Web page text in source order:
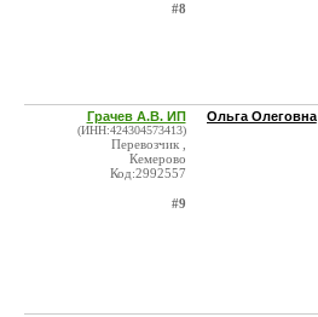
#8
Грачев А.В. ИП
(ИНН:424304573413)
Перевозчик ,
Кемерово
Код:2992557
#9
Ольга Олеговна